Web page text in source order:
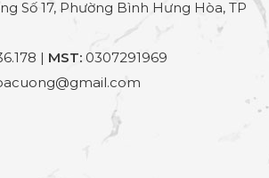
Số 17, Phường Bình Hưng Hòa, TP
| MST: 0307291969